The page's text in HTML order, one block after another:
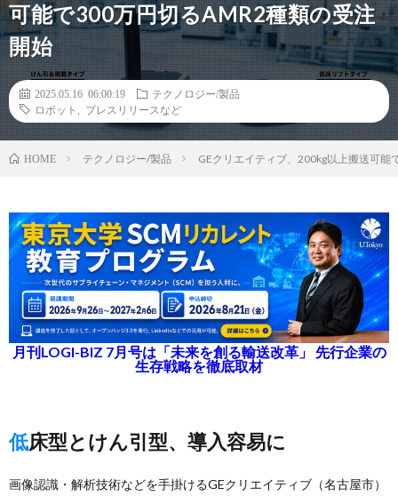
可能で300万円切るAMR2種類の受注
開始
2025.05.16 06:00:19
テクノロジー/製品
ロボット
プレスリリースなど
HOME テクノロジー/製品 GEクリエイティブ、200kg以上搬送可
月刊LOGI-BIZ 7月号は「未来を創る輸送改革」 先行企業の
生存戦略を徹底取材
低床型とけん引型、導入容易に
画像認識・解析技術などを手掛けるGEクリエイティブ（名古屋市）